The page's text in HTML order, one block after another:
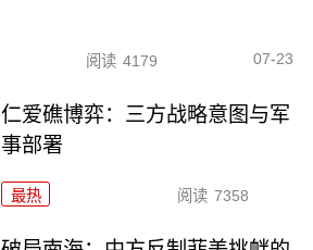
阅读 4179 07-23
仁爱礁博弈：三方战略意图与军
事部署
最热 阅读 7358